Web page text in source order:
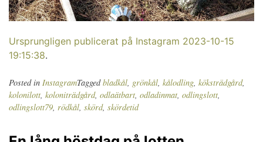
Ursprungligen publicerat på Instagram 2023-10-15
19:15:38.
Posted in InstagramTaggedbladkål, grönkål, kålodling, köksträdgård,
kolonilott, koloniträdgård, odlaätbart, odladinmat, odlingslott,
odlingslott79, rödkål, skörd, skördetid